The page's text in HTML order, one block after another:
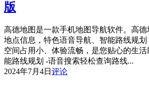
版
高德地图是一款手机地图导航软件。高
地点信息，特色语音导航、智能路线规划
空间占用小、体验流畅，是您贴心的生
能路线规划 -语音搜索轻松查询路线...
2024年7月4日 评论